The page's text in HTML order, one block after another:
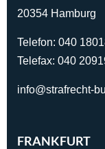
20354 Hamburg
Telefon: 040
Telefax: 040
info@strafrecht-
FRANKFURT